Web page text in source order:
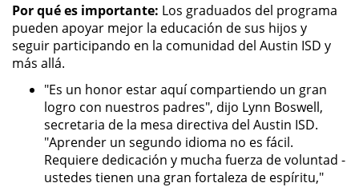
Por qué es importante: Los graduados del programa
pueden apoyar mejor la educación de sus hijos y
seguir participando en la comunidad del Austin ISD y
más allá.
"Es un honor estar aquí compartiendo un gran
logro con nuestros padres", dijo Lynn Boswell,
secretaria de la mesa directiva del Austin ISD.
"Aprender un segundo idioma no es fácil.
Requiere dedicación y mucha fuerza de voluntad -
ustedes tienen una gran fortaleza de espíritu,"